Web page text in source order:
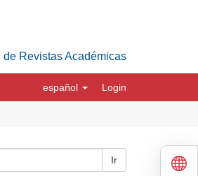
de Revistas Académicas
español Login
Ir